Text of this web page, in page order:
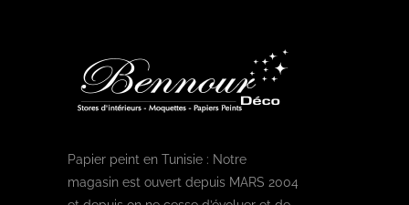
Papier peint en Tunisie : Notre
magasin est ouvert depuis MARS 2004